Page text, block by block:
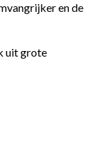
en de
uit grote